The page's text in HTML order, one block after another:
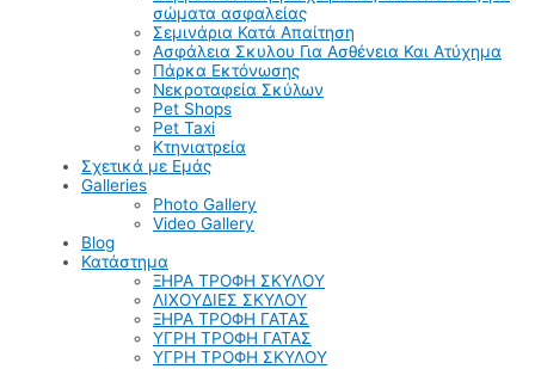
σώματα ασφαλείας
Σεμινάρια Κατά Απαίτηση
Ασφάλεια Σκυλου Για Ασθένεια Και Ατύχημα
Πάρκα Εκτόνωσης
Νεκροταφεία Σκύλων
Pet Shops
Pet Taxi
Κτηνιατρεία
Σχετικά με Εμάς
Galleries
Photo Gallery
Video Gallery
Blog
Κατάστημα
ΞΗΡΑ ΤΡΟΦΗ ΣΚΥΛΟΥ
ΛΙΧΟΥΔΙΕΣ ΣΚΥΛΟΥ
ΞΗΡΑ ΤΡΟΦΗ ΓΑΤΑΣ
ΥΓΡΗ ΤΡΟΦΗ ΓΑΤΑΣ
ΥΓΡΗ ΤΡΟΦΗ ΣΚΥΛΟΥ